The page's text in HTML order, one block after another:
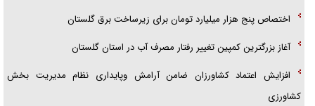
اختصاص پنج هزار میلیارد تومان برای زیرساخت برق گلستان
آغاز بزرگترین كمپین تغییر رفتار مصرف آب در استان گلستان
افزایش اعتماد کشاورزان ضامن آرامش وپایداری نظام مدیریت بخش
کشاورزی